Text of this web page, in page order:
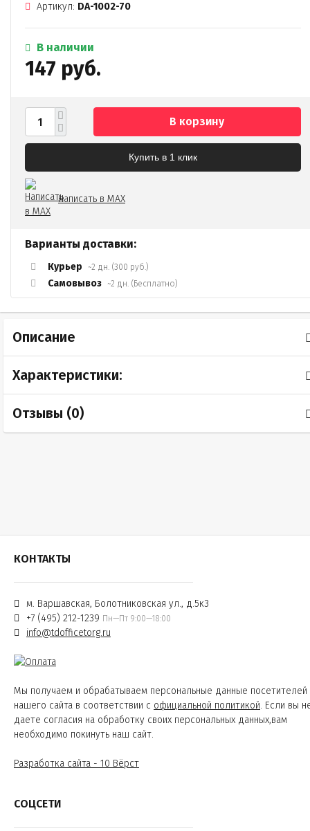
Артикул: DA-1002-70
В наличии
147 руб.
В корзину
Купить в 1 клик
Написать в MAX
Варианты доставки:
Курьер ~2 дн. (300 руб.)
Самовывоз ~2 дн. (Бесплатно)
Описание
Характеристики:
Отзывы (0)
КОНТАКТЫ
м. Варшавская, Болотниковская ул., д.5к3
+7 (495) 212-1239 Пн—Пт 9:00—18:00
info@tdofficetorg.ru
Мы получаем и обрабатываем персональные данные посетителей
нашего сайта в соответствии с официальной политикой. Если вы
даете согласия на обработку своих персональных данных,вам
необходимо покинуть наш сайт.
Разработка сайта - 10 Вёрст
СОЦСЕТИ